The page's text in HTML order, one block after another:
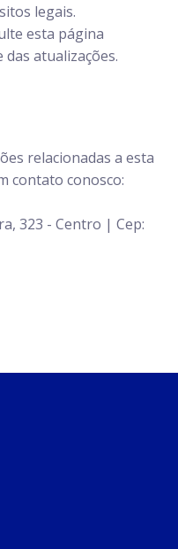
legais.
esta página
atualizações.
relacionadas a esta
contato conosco:
323 - Centro | Cep: